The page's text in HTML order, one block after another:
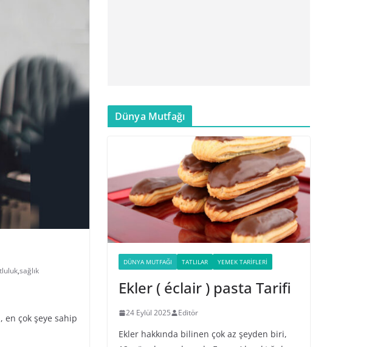
,sağlık
en çok şeye sahip
Dünya Mutfağı
DÜNYA MUTFAĞI TATLILAR YEMEK TARIFLERI
Ekler ( éclair ) pasta Tarifi
24 Eylül 2025 Editör
Ekler hakkında bilinen çok az şeyden biri,